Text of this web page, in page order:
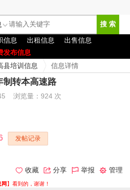
搜 索
信息 出租信息
出售信息
发布信息
县培训信息 信息详情
制转本高速路
浏览量：924 次
发帖记录
网 】看到的，谢谢！
收藏 分享 举报 管理